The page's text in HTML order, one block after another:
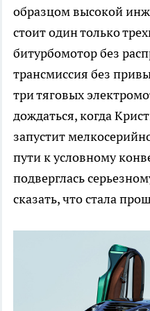
образцом высокой
стоит один только
битурбомотор без
трансмиссия без
три тяговых
дождаться, когда
запустит
пути к условному
подверглась
сказать, что стала